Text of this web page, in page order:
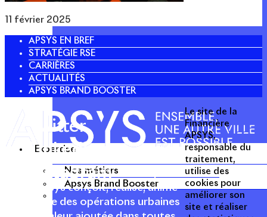
Expertise
Nos métiers
Apsys Brand Booster
11 février 2025
APSYS EN BREF
STRATÉGIE RSE
CARRIÈRES
ACTUALITÉS
APSYS BRAND BOOSTER
Acteur passionné de la ville depuis
1996, Apsys conçoit, réalise, anime
et valorise des opérations urbaines
Twitter
Linkedin
Instagram
Le site de la
Financière
APSYS,
responsable du
traitement,
utilise des
cookies pour
améliorer son
site et réaliser